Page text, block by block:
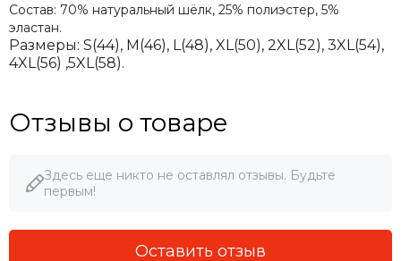
Состав: 70% натуральный шёлк, 25% полиэстер, 5%
эластан.
Размеры: S(44), M(46), L(48), XL(50), 2XL(52), 3XL(54),
4XL(56) ,5XL(58).
Отзывы о товаре
Здесь еще никто не оставлял отзывы. Будьте
первым!
Оставить отзыв